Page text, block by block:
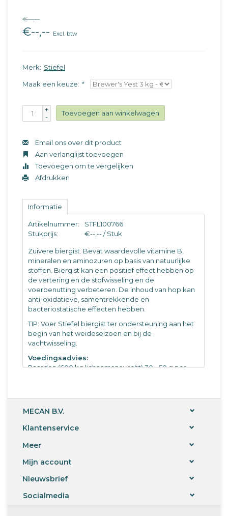
€--,--
€--,-- Excl. btw
Merk: Stiefel
Maak een keuze: *
+
-
Toevoegen aan winkelwagen
Email ons over dit product
Aan verlanglijst toevoegen
Toevoegen om te vergelijken
Afdrukken
Informatie
Artikelnummer:
STFL100766
Stukprijs:
€--,-- / Stuk
Zuivere biergist. Bevat waardevolle vitamine B,
mineralen en aminozuren op basis van natuurlijke
stoffen. Biergist kan een positief effect hebben op
de vertering en de stofwisseling en de
voerbenutting verbeteren. De inhoud van hop kan
anti-oxidatieve, samentrekkende en
bacteriostatische effecten hebben.
TIP: Voer Stiefel biergist ter ondersteuning aan het
begin van het weideseizoen en bij de
vachtwisseling.
Voedingsadvies:
Paarden (600 kg lichaamsgewicht) 30 - 50 g per
het weideseizoen en bij de vachtwisseling. Bewaar
tegen direct zonlicht. Gebruik kort na opening.
MECAN B.V.
Klantenservice
Meer
Mijn account
Nieuwsbrief
Socialmedia